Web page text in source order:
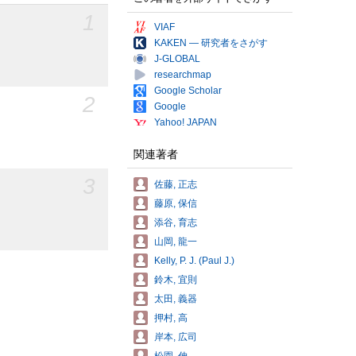
2
VIAF
KAKEN — 研究者をさがす
J-GLOBAL
researchmap
Google Scholar
Google
Yahoo! JAPAN
関連著者
佐藤, 正志
藤原, 保信
添谷, 育志
山岡, 龍一
Kelly, P. J. (Paul J.)
鈴木, 宜則
太田, 義器
押村, 高
岸本, 広司